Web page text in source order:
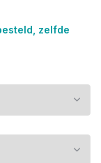
zelfde